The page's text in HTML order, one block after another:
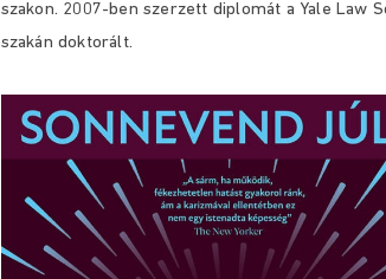
szakon. 2007-ben szerzett diplomát a Yale Law
szakán doktorált.